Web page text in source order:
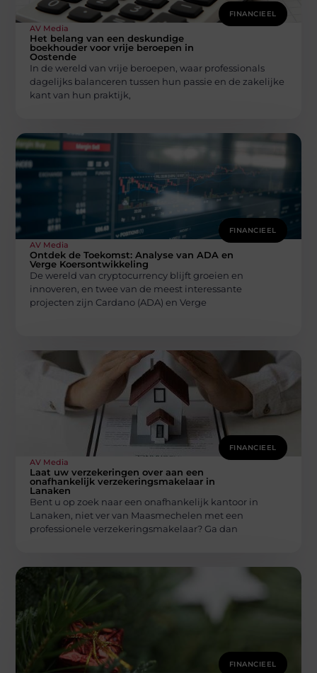
FINANCIEEL
AV Media
Het belang van een deskundige
boekhouder voor vrije beroepen in
Oostende
In de wereld van vrije beroepen, waar professionals
dagelijks balanceren tussen hun passie en de zakelijke
kant van hun praktijk,
FINANCIEEL
AV Media
Ontdek de Toekomst: Analyse van ADA en
Verge Koersontwikkeling
De wereld van cryptocurrency blijft groeien en
innoveren, en twee van de meest interessante
projecten zijn Cardano (ADA) en Verge
FINANCIEEL
AV Media
Laat uw verzekeringen over aan een
onafhankelijk verzekeringsmakelaar in
Lanaken
Bent u op zoek naar een onafhankelijk kantoor in
Lanaken, niet ver van Maasmechelen met een
professionele verzekeringsmakelaar? Ga dan
FINANCIEEL